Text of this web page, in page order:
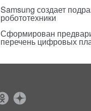
Samsung создает
робототехники
Сформирован
перечень цифровых